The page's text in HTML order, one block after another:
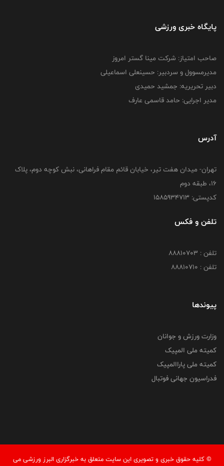
پایگاه خبری ورزشی
صاحب امتیاز: شرکت مینا گستر امروز
مدیرمسوول و سردبیر: حسینعلی اسماعیلی
دبیر تحریریه: جمشید حمیدی
مدیر اجرایی: حامد قاسمی عارف
آدرس
تهران- میدان هفت تیر، خیابان قائم مقام فراهانی، نبش کوچه دوم، پلاک
16، طبقه دوم
کدپستی: 1585934713
تلفن و فکس
تلفن : 88810703
تلفن : 88810710
پیوندها
وزارت ورزش و جوانان
کمیته ملی المپیک
کمیته ملی پاراالمپیک
فدراسیون جهانی فوتبال
© کليه حقوق خبری و تصويری اين سايت متعلق به خبرگزاری البرز ورزشی می